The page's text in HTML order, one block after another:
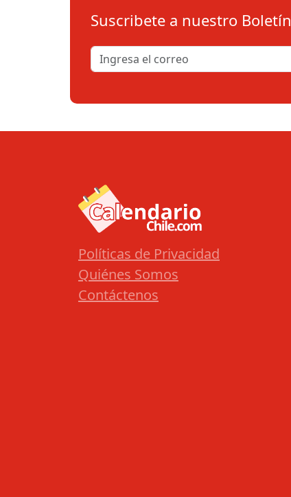
Suscribete a nuestro Boletín
Políticas de Privacidad
Quiénes Somos
Contáctenos